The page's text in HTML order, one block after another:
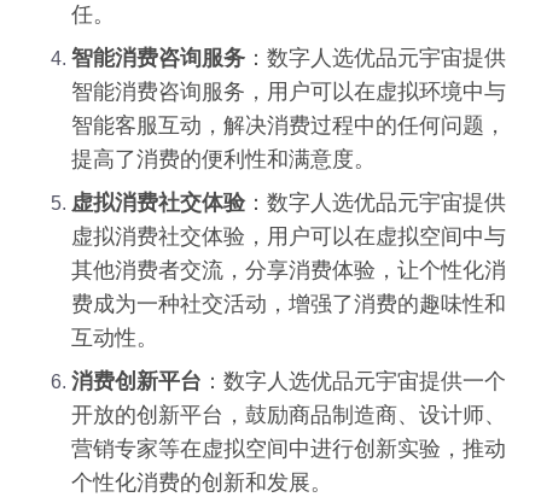
任。
智能消费咨询服务 ：数字人选优品元宇宙提供
智能消费咨询服务，用户可以在虚拟环境中与
智能客服互动，解决消费过程中的任何问题，
提高了消费的便利性和满意度。
虚拟消费社交体验：数字人选优品元宇宙提供
虚拟消费社交体验，用户可以在虚拟空间中与
其他消费者交流，分享消费体验，让个性化消
费成为一种社交活动，增强了消费的趣味性和
互动性。
消费创新平台 ：数字人选优品元宇宙提供一个
开放的创新平台，鼓励商品制造商、设计师、
营销专家等在虚拟空间中进行创新实验，推动
个性化消费的创新和发展。